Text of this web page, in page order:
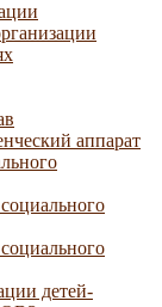
аппарат
детей-